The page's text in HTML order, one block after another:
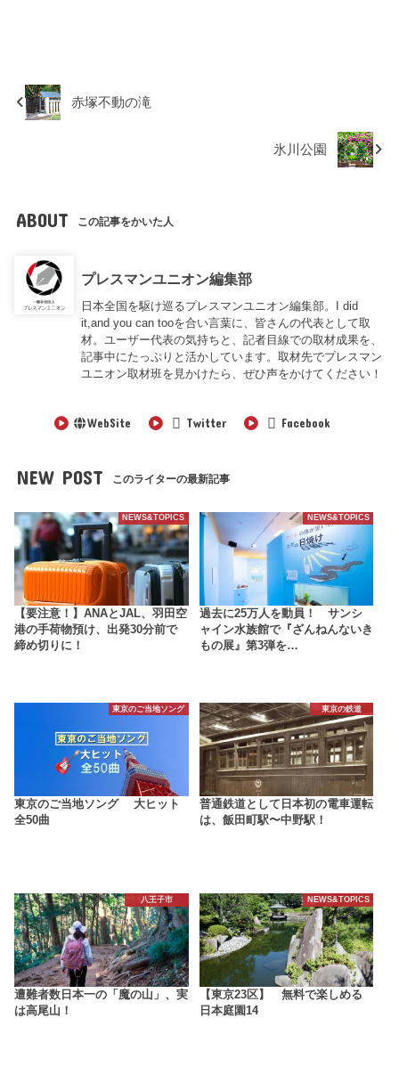
赤塚不動の滝
氷川公園
ABOUT この記事をかいた人
プレスマンユニオン編集部
日本全国を駆け巡るプレスマンユニオン編集部。I did
it,and you can tooを合い言葉に、皆さんの代表として取
材。ユーザー代表の気持ちと、記者目線での取材成果を、
記事中にたっぷりと活かしています。取材先でプレスマン
ユニオン取材班を見かけたら、ぜひ声をかけてください！
WebSite Twitter Facebook
NEW POST このライターの最新記事
NEWS&TOPICS
【要注意！】ANAとJAL、羽田空
港の手荷物預け、出発30分前で
締め切りに！
NEWS&TOPICS
過去に25万人を動員！ サンシ
ャイン水族館で『ざんねんないき
もの展』第3弾を…
東京のご当地ソング
東京のご当地ソング 大ヒット
全50曲
東京の鉄道
普通鉄道として日本初の電車運転
は、飯田町駅〜中野駅！
八王子市
遭難者数日本一の「魔の山」、実
は高尾山！
NEWS&TOPICS
【東京23区】 無料で楽しめる
日本庭園14